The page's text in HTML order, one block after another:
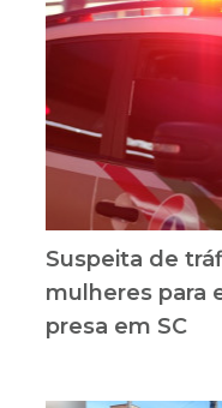
Suspeita de
mulheres para
presa em SC